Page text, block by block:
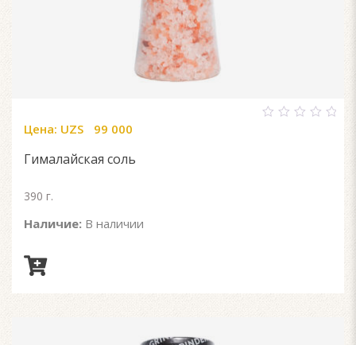
Цена: UZS 99 000
Гималайская соль
390 г.
Наличие: В наличии